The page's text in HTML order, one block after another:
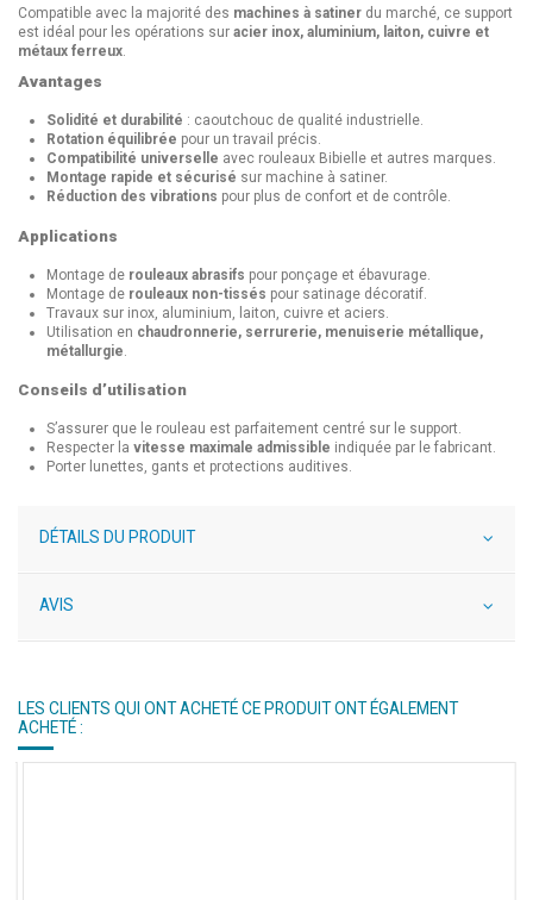
Compatible avec la majorité des machines à satiner du marché, ce support
est idéal pour les opérations sur acier inox, aluminium, laiton, cuivre et
métaux ferreux
Avantages
Solidité et durabilité : caoutchouc de qualité industrielle.
Rotation équilibrée pour un travail précis.
Compatibilité universelle avec rouleaux Bibielle et autres marques.
Montage rapide et sécurisé sur machine à satiner.
Réduction des vibrations pour plus de confort et de contrôle.
Applications
Montage de rouleaux abrasifs pour ponçage et ébavurage.
Montage de rouleaux non-tissés pour satinage décoratif.
Travaux sur inox, aluminium, laiton, cuivre et aciers.
Utilisation en chaudronnerie, serrurerie, menuiserie métallique,
métallurgie
Conseils d’utilisation
S’assurer que le rouleau est parfaitement centré sur le support.
Respecter la vitesse maximale admissible indiquée par le fabricant.
Porter lunettes, gants et protections auditives.
DÉTAILS DU PRODUIT
AVIS
LES CLIENTS QUI ONT ACHETÉ CE PRODUIT ONT ÉGALEMENT
ACHETÉ :